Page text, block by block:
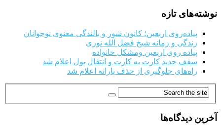
نوشته‌های تازه
پیاده‌روی اربعین؛ کانون شور و بالندگی معنوی نوجوانان
زندگی و زمانه شیخ فضل الله نوری
پیاده روی اربعین ومشکل خانواده
سقف جدید کارت به کارت و انتقال پول اعلام شد
راه‌های جلوگیری از حذف یارانه اعلام شد
آخرین دیدگاه‌ها